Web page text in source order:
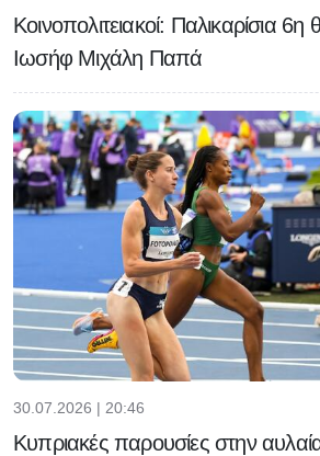
Κοινοπολιτειακοί: Παλικαρίσια 6η
Ιωσήφ Μιχάλη Παπά
30.07.2026 | 20:46
Κυπριακές παρουσίες στην